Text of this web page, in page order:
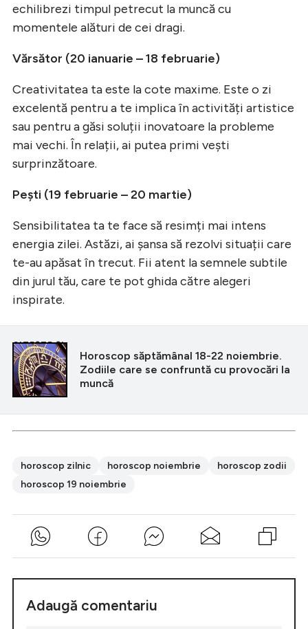
echilibrezi timpul petrecut la muncă cu
momentele alături de cei dragi.
Vărsător (20 ianuarie – 18 februarie)
Creativitatea ta este la cote maxime. Este o zi
excelentă pentru a te implica în activități artistice
sau pentru a găsi soluții inovatoare la probleme
mai vechi. În relații, ai putea primi vești
surprinzătoare.
Pești (19 februarie – 20 martie)
Sensibilitatea ta te face să resimți mai intens
energia zilei. Astăzi, ai șansa să rezolvi situații care
te-au apăsat în trecut. Fii atent la semnele subtile
din jurul tău, care te pot ghida către alegeri
inspirate.
CITEȘTE ȘI
Horoscop săptămânal 18-22 noiembrie.
Zodiile care se confruntă cu provocări la
muncă
horoscop zilnic horoscop noiembrie
horoscop zodii
horoscop 19 noiembrie
Adaugă comentariu